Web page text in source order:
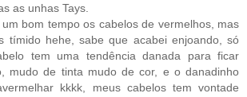
as unhas Tays.
bom tempo os cabelos de vermelhos, mas
tímido hehe, sabe que acabei enjoando, só
tem uma tendência danada para ficar
mudo de tinta mudo de cor, e o danadinho
kkkk, meus cabelos tem vontade